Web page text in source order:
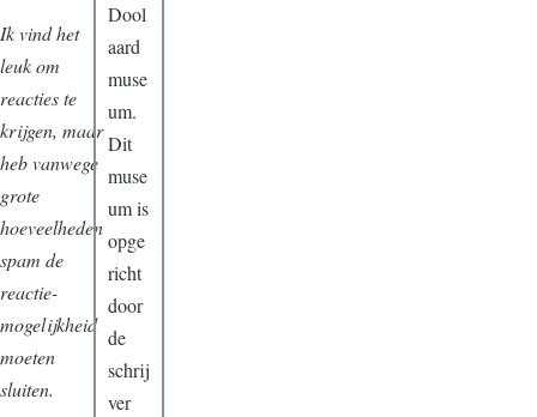
Ik vind het
leuk om
reacties te
krijgen, maar
heb vanwege
grote
hoeveelheden
spam de
reactie-
mogelijkheid
moeten
sluiten.
Dool
aard
muse
um.
Dit
muse
um is
opge
richt
door
de
schrij
ver